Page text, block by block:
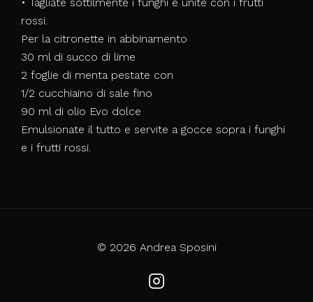
rossi.
Per la citronette in abbinamento
30 ml di succo di lime
2 foglie di menta pestate con
1/2 cucchiaino di sale fino
90 ml di olio Evo dolce
Emulsionate il tutto e servite a gocce sopra i funghi
e i frutti rossi.
© 2026 Andrea Sposini